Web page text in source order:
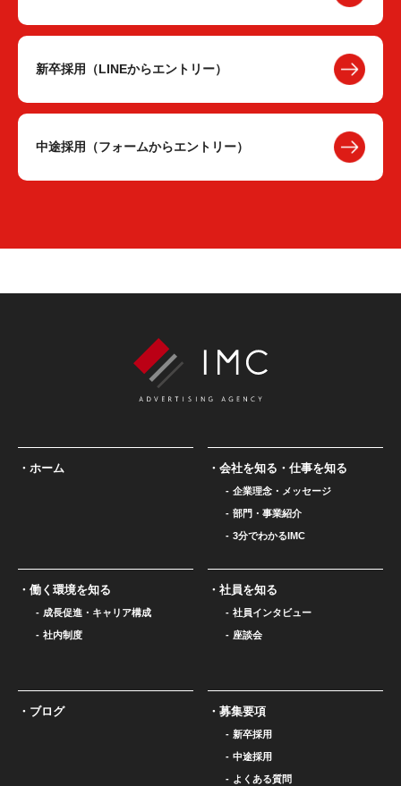
新卒採用（LINEからエントリー）
中途採用（フォームからエントリー）
ホーム 会社を知る・仕事を知る
企業理念・メッセージ
部門・事業紹介
3分でわかるIMC
働く環境を知る
成長促進・キャリア構成
社内制度
社員を知る
社員インタビュー
座談会
ブログ 募集要項
新卒採用
中途採用
よくある質問